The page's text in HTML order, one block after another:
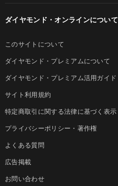
ダイヤモンド・オンラインについて
このサイトについて
ダイヤモンド・プレミアムについて
ダイヤモンド・プレミアム活用ガイド
サイト利用規約
特定商取引に関する法律に基づく表示
プライバシーポリシー・著作権
よくある質問
広告掲載
お問い合わせ